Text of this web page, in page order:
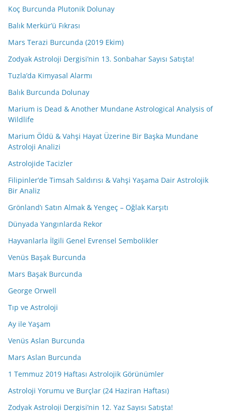
Koç Burcunda Plutonik Dolunay
Balık Merkür’ü Fıkrası
Mars Terazi Burcunda (2019 Ekim)
Zodyak Astroloji Dergisi’nin 13. Sonbahar Sayısı Satışta!
Tuzla’da Kimyasal Alarmı
Balık Burcunda Dolunay
Marium is Dead & Another Mundane Astrological Analysis of
Wildlife
Marium Öldü & Vahşi Hayat Üzerine Bir Başka Mundane
Astroloji Analizi
Astrolojide Tacizler
Filipinler’de Timsah Saldırısı & Vahşi Yaşama Dair Astrolojik
Bir Analiz
Grönland’ı Satın Almak & Yengeç – Oğlak Karşıtı
Dünyada Yangınlarda Rekor
Hayvanlarla İlgili Genel Evrensel Sembolikler
Venüs Başak Burcunda
Mars Başak Burcunda
George Orwell
Tıp ve Astroloji
Ay ile Yaşam
Venüs Aslan Burcunda
Mars Aslan Burcunda
1 Temmuz 2019 Haftası Astrolojik Görünümler
Astroloji Yorumu ve Burçlar (24 Haziran Haftası)
Zodyak Astroloji Dergisi’nin 12. Yaz Sayısı Satışta!